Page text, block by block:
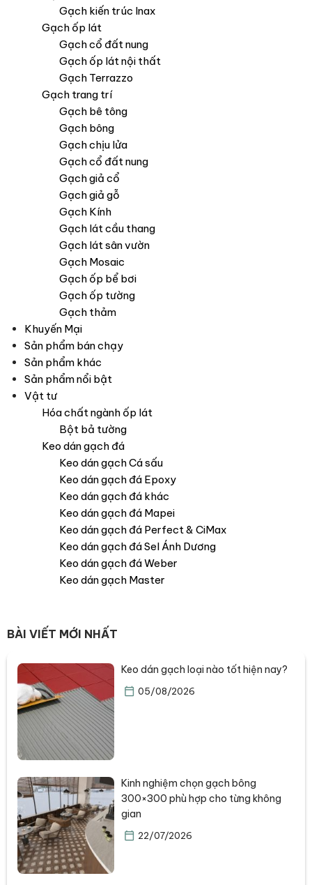
Gạch kiến trúc Inax
Gạch ốp lát
Gạch cổ đất nung
Gạch ốp lát nội thất
Gạch Terrazzo
Gạch trang trí
Gạch bê tông
Gạch bông
Gạch chịu lửa
Gạch cổ đất nung
Gạch giả cổ
Gạch giả gỗ
Gạch Kính
Gạch lát cầu thang
Gạch lát sân vườn
Gạch Mosaic
Gạch ốp bể bơi
Gạch ốp tường
Gạch thảm
Khuyến Mại
Sản phẩm bán chạy
Sản phẩm khác
Sản phẩm nổi bật
Vật tư
Hóa chất ngành ốp lát
Bột bả tường
Keo dán gạch đá
Keo dán gạch Cá sấu
Keo dán gạch đá Epoxy
Keo dán gạch đá khác
Keo dán gạch đá Mapei
Keo dán gạch đá Perfect & CiMax
Keo dán gạch đá Sel Ánh Dương
Keo dán gạch đá Weber
Keo dán gạch Master
BÀI VIẾT MỚI NHẤT
Keo dán gạch loại nào tốt hiện nay?
05/08/2026
Kinh nghiệm chọn gạch bông
300×300 phù hợp cho từng không
gian
22/07/2026